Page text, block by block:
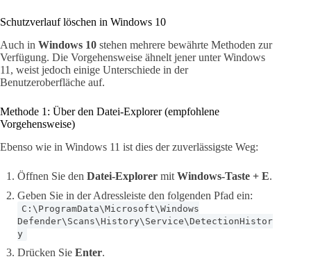
Schutzverlauf löschen in Windows 10
Auch in Windows 10 stehen mehrere bewährte Methoden zur
Verfügung. Die Vorgehensweise ähnelt jener unter Windows
11, weist jedoch einige Unterschiede in der
Benutzeroberfläche auf.
Methode 1: Über den Datei-Explorer (empfohlene
Vorgehensweise)
Ebenso wie in Windows 11 ist dies der zuverlässigste Weg:
Öffnen Sie den Datei-Explorer mit Windows-Taste + E.
Geben Sie in der Adressleiste den folgenden Pfad ein:
C:\ProgramData\Microsoft\Windows
Defender\Scans\History\Service\DetectionHistor
y
Drücken Sie Enter.